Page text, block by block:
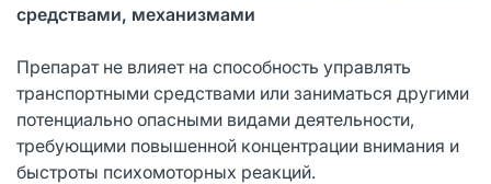
средствами, механизмами
Препарат не влияет на способность управлять
транспортными средствами или заниматься другими
потенциально опасными видами деятельности,
требующими повышенной концентрации внимания и
быстроты психомоторных реакций.